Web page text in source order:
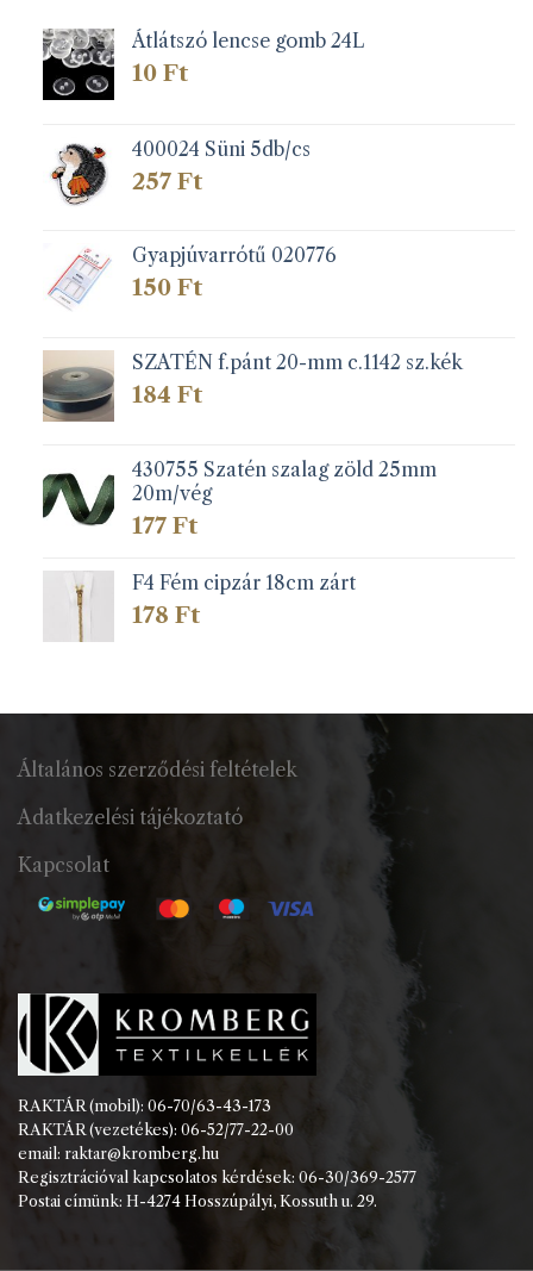
Átlátszó lencse gomb 24L
10 Ft
400024 Süni 5db/cs
257 Ft
Gyapjúvarrótű 020776
150 Ft
SZATÉN f.pánt 20-mm c.1142 sz.kék
184 Ft
430755 Szatén szalag zöld 25mm
20m/vég
177 Ft
F4 Fém cipzár 18cm zárt
178 Ft
Általános szerződési feltételek
Adatkezelési tájékoztató
Kapcsolat
RAKTÁR (mobil): 06-70/63-43-173
RAKTÁR (vezetékes): 06-52/77-22-00
email: raktar@kromberg.hu
Regisztrációval kapcsolatos kérdések: 06-30/369-2577
Postai címünk: H-4274 Hosszúpályi, Kossuth u. 29.